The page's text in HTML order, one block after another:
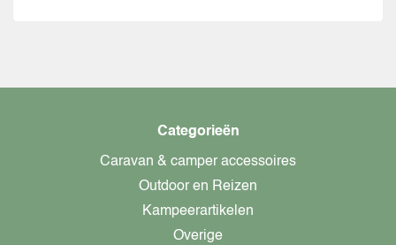
Categorieën
Caravan & camper accessoires
Outdoor en Reizen
Kampeerartikelen
Overige